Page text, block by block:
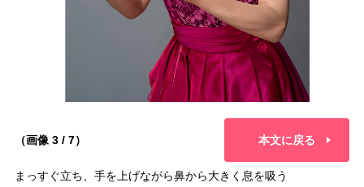
（画像 3 / 7） 本文に戻る
まっすぐ立ち、手を上げながら鼻から大きく息を吸う